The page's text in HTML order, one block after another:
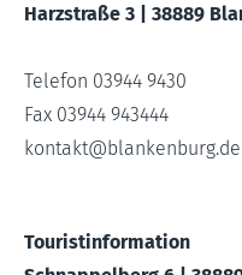
Harzstraße 3 | 38889
Telefon 03944 9430
Fax 03944 943444
kontakt@blankenburg.de
Touristinformation